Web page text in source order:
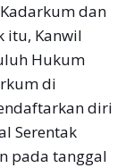
dan
itu, Kanwil
Hukum
di
diri
Serentak
pada tanggal